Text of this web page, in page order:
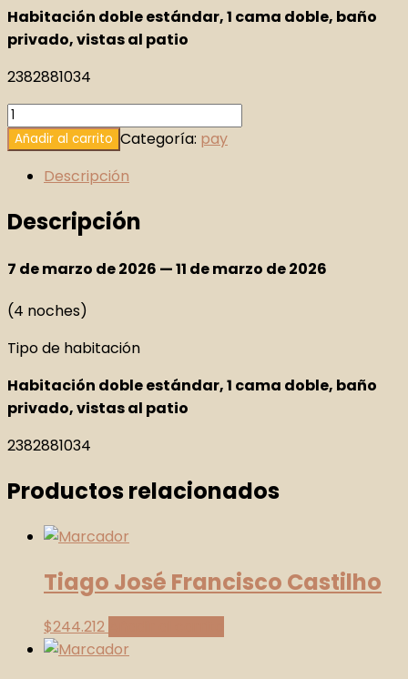
Habitación doble estándar, 1 cama doble, baño
privado, vistas al patio
2382881034
Julio
Cesar
Arruda
Añadir al carrito Categoría: pay
Descripción
Descripción
7 de marzo de 2026 — 11 de marzo de 2026
(4 noches)
Tipo de habitación
Habitación doble estándar, 1 cama doble, baño
privado, vistas al patio
2382881034
Productos relacionados
Tiago José Francisco Castilho
$244.212